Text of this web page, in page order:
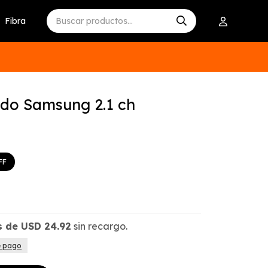
Fibra
Samsung 2.1 ch
de USD 24.92 sin recargo.
pago